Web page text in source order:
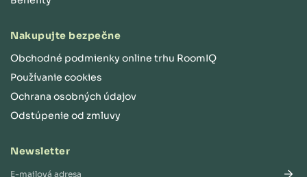
Nakupujte bezpečne
Obchodné podmienky online trhu RoomIQ
Používanie cookies
Ochrana osobných údajov
Odstúpenie od zmluvy
Newsletter